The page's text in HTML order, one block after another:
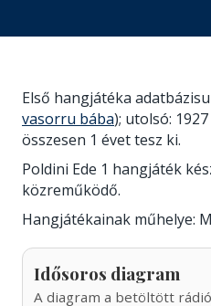
Első hangjátéka
vasorru bába); utolsó: 1927
összesen 1 évet tesz ki.
Poldini Ede 1 hangjáték
közreműködő.
Hangjátékainak műhelye:
Idősoros diagram
A diagram a betöltött